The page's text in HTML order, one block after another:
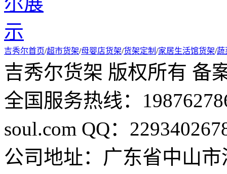
吉秀尔首页/超市货架/母婴店货架/货架定制 /家居生活馆货架/蔬
吉秀尔货架 版权所有 备
全国服务热线：
soul.com QQ：
公司地址：广东省中山